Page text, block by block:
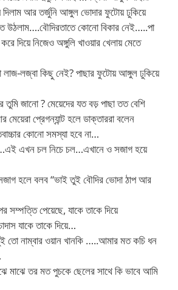
আর তর্জুনি আঙ্গুল ভোদার ফুটোয় ঢুকিয়ে
উঠলাম….বৌদিরতাতে কোনো বিকার নেই…..পা
দিয়ে নিজেও অঙ্গুলি খাওয়ার খেলায় মেতে
লজ্বা কিছু নেই? পাছার ফুটোয় আঙ্গুল ঢুকিয়ে
তুমি জানো ? মেয়েদের যত বড় পাছা তত বেশি
প্রেগন্যান্ট হলে ডাক্তাররা বলেন
কোনো সমস্যা হবে না…
এখন চল নিচে চল…এখানে ও সজাগ হয়ে
হলে বলব “ভাই তুই বৌদির ভোদা ঠাপ আর
সম্পত্তি পেয়েছে, যাকে তাকে দিয়ে
যাকে তাকে দিয়ে…
নাম্বার ওয়ান খানকি …..আমার মত কচি ধন
মাঝে তর মত পুচকে ছেলের সাথে কি ভাবে আমি